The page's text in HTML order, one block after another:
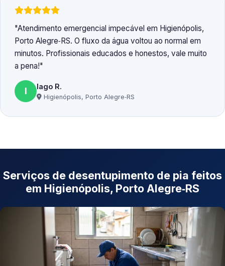
Atendimento emergencial impecável em Higienópolis,
Porto Alegre‑RS. O fluxo da água voltou ao normal em
minutos. Profissionais educados e honestos, vale muito
a pena!
I Iago R.
Higienópolis, Porto Alegre‑RS
Serviços de desentupimento de pia feitos
em Higienópolis, Porto Alegre‑RS